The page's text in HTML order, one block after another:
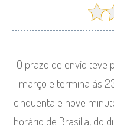
O prazo de envio teve
março e termina às
cinquenta e nove
horário de Brasília, do